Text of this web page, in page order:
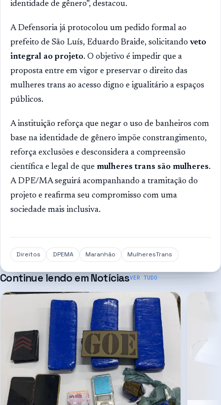
identidade de gênero”, destacou.
A Defensoria já protocolou um pedido formal ao
prefeito de São Luís, Eduardo Braide, solicitando veto
integral ao projeto. O objetivo é impedir que a
proposta entre em vigor e preservar o direito das
mulheres trans ao acesso digno e igualitário a espaços
públicos.
A instituição reforça que negar o uso de banheiros com
base na identidade de gênero impõe constrangimento,
reforça exclusões e desconsidera a compreensão
científica e legal de que mulheres trans são mulheres.
A DPE/MA seguirá acompanhando a tramitação do
projeto e reafirma seu compromisso com uma
sociedade mais inclusiva.
Direitos DPEMA Maranhão MulheresTrans
Continue lendo emNotíciasVER TUDO